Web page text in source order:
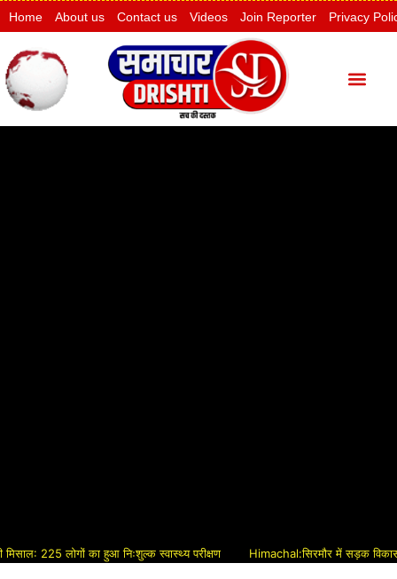
Home About us Contact us Videos Join Reporter Privacy
का हुआ निःशुल्क स्वास्थ्य परीक्षण Himachal:सिरमौर में सड़क विकास को मिलेगी